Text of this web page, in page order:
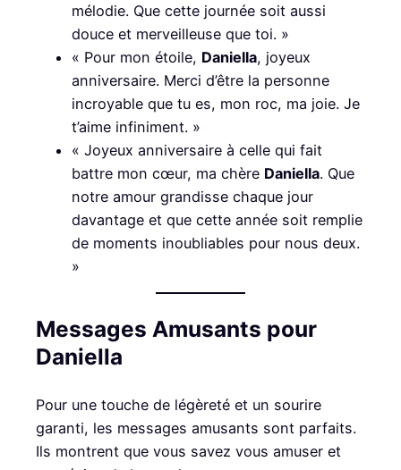
mélodie. Que cette journée soit aussi
douce et merveilleuse que toi. »
« Pour mon étoile, Daniella, joyeux
anniversaire. Merci d’être la personne
incroyable que tu es, mon roc, ma joie. Je
t’aime infiniment. »
« Joyeux anniversaire à celle qui fait
battre mon cœur, ma chère Daniella. Que
notre amour grandisse chaque jour
davantage et que cette année soit remplie
de moments inoubliables pour nous deux.
»
Messages Amusants pour
Daniella
Pour une touche de légèreté et un sourire
garanti, les messages amusants sont parfaits.
Ils montrent que vous savez vous amuser et